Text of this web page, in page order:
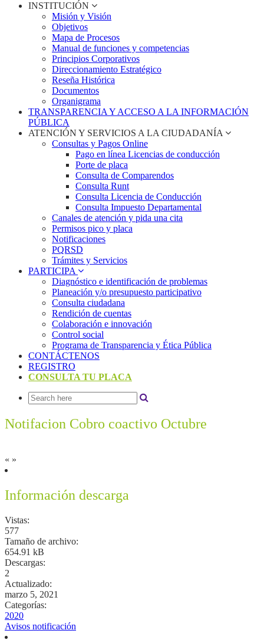
INSTITUCIÓN
Misión y Visión
Objetivos
Mapa de Procesos
Manual de funciones y competencias
Principios Corporativos
Direccionamiento Estratégico
Reseña Histórica
Documentos
Organigrama
TRANSPARENCIA Y ACCESO A LA INFORMACIÓN
PÚBLICA
ATENCIÓN Y SERVICIOS A LA CIUDADANÍA
Consultas y Pagos Online
Pago en línea Licencias de conducción
Porte de placa
Consulta de Comparendos
Consulta Runt
Consulta Licencia de Conducción
Consulta Impuesto Departamental
Canales de atención y pida una cita
Permisos pico y placa
Notificaciones
PQRSD
Trámites y Servicios
PARTICIPA
Diagnóstico e identificación de problemas
Planeación y/o presupuesto participativo​
Consulta ciudadana
Rendición de cuentas
Colaboración e innovación
Control social
Programa de Transparencia y Ética Pública
CONTÁCTENOS
REGISTRO
CONSULTA TU PLACA
Notifacion Cobro coactivo Octubre
« »
Información descarga
Vistas:
577
Tamaño de archivo:
654.91 kB
Descargas:
2
Actualizado:
marzo 5, 2021
Categorías:
2020
Avisos notificación